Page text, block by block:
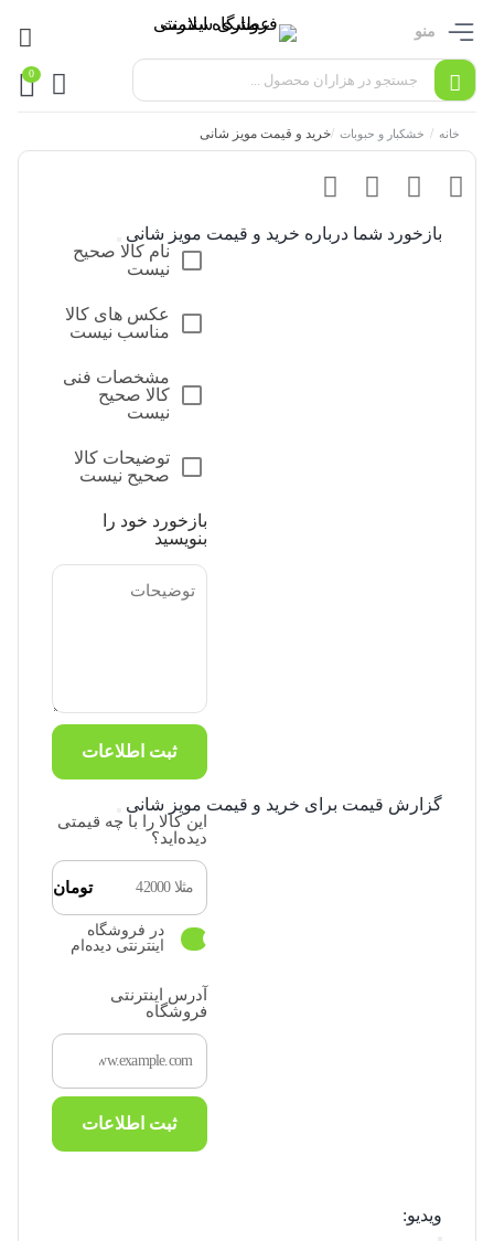
منو
0
خانه / خشکبار و حبوبات /خرید و قیمت مویز شانی
بازخورد شما درباره خرید و قیمت مویز شانی
نام کالا صحیح
نیست
عکس های کالا
مناسب نیست
مشخصات فنی
کالا صحیح
نیست
توضیحات کالا
صحیح نیست
بازخورد خود را
بنویسید
ثبت اطلاعات
گزارش قیمت برای خرید و قیمت مویز شانی
این کالا را با چه قیمتی
دیده‌اید؟
تومان
در فروشگاه
اینترنتی دیده‌ام
آدرس اینترنتی
فروشگاه
ثبت اطلاعات
ویدیو: